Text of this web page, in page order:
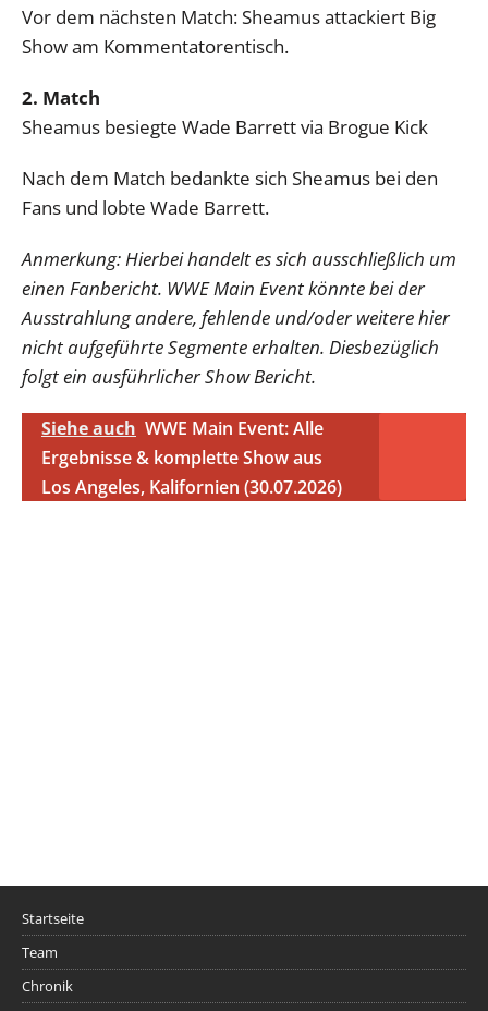
Vor dem nächsten Match: Sheamus attackiert Big
Show am Kommentatorentisch.
2. Match
Sheamus besiegte Wade Barrett via Brogue Kick
Nach dem Match bedankte sich Sheamus bei den
Fans und lobte Wade Barrett.
Anmerkung: Hierbei handelt es sich ausschließlich um
einen Fanbericht. WWE Main Event könnte bei der
Ausstrahlung andere, fehlende und/oder weitere hier
nicht aufgeführte Segmente erhalten. Diesbezüglich
folgt ein ausführlicher Show Bericht.
Siehe auch WWE Main Event: Alle
Ergebnisse & komplette Show aus
Los Angeles, Kalifornien (30.07.2026)
Startseite
Team
Chronik